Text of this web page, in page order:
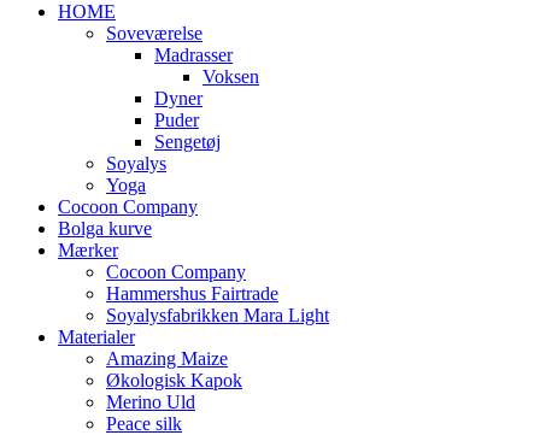
HOME
Soveværelse
Madrasser
Voksen
Dyner
Puder
Sengetøj
Soyalys
Yoga
Cocoon Company
Bolga kurve
Mærker
Cocoon Company
Hammershus Fairtrade
Soyalysfabrikken Mara Light
Materialer
Amazing Maize
Økologisk Kapok
Merino Uld
Peace silk